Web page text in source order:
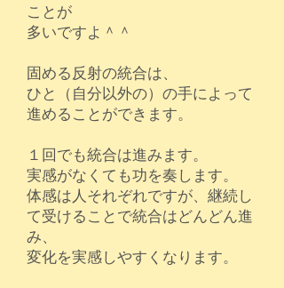
ことが
​多いですよ＾＾
固める反射の統合は、
ひと（自分以外の）の手によって
進めることができます。
１回でも統合は進みます。
実感がなくても功を奏します。
体感は人それぞれですが、継続し
て受けることで統合はどんどん進
み、
変化を実感しやすくなります。